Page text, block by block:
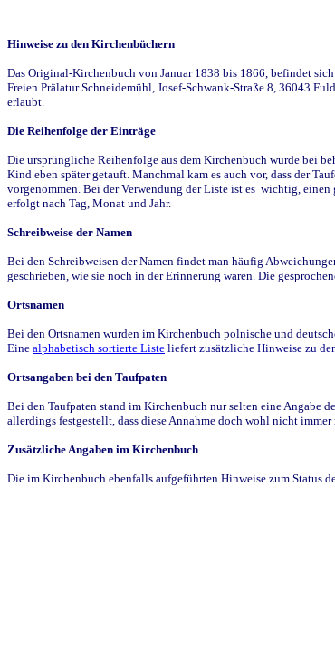
Hinweise zu den Kirchenbüchern
Das Original-Kirchenbuch von Januar 1838 bis 1866, befindet
Freien Prälatur Schneidemühl, Josef-Schwank-Straße 8, 36043
erlaubt.
Die Reihenfolge der Einträge
Die ursprüngliche Reihenfolge aus dem Kirchenbuch wurde bei
Kind eben später getauft. Manchmal kam es auch vor, dass der
vorgenommen. Bei der Verwendung der Liste ist es wichtig,
erfolgt nach Tag, Monat und Jahr.
Schreibweise der Namen
Bei den Schreibweisen der Namen findet man häufig
geschrieben, wie sie noch in der Erinnerung waren. Die
Ortsnamen
Bei den Ortsnamen wurden im Kirchenbuch polnische und
Eine alphabetisch sortierte Liste liefert zusätzliche Hinweise zu
Ortsangaben bei den Taufpaten
Bei den Taufpaten stand im Kirchenbuch nur selten eine Angabe
allerdings festgestellt, dass diese Annahme doch wohl nicht
Zusätzliche Angaben im Kirchenbuch
Die im Kirchenbuch ebenfalls aufgeführten Hinweise zum Status